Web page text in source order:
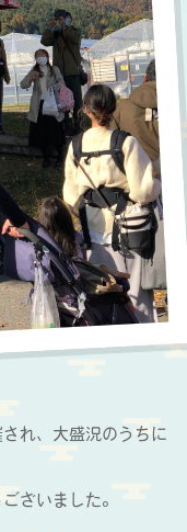
れ、大盛況のうちに
ざいました。